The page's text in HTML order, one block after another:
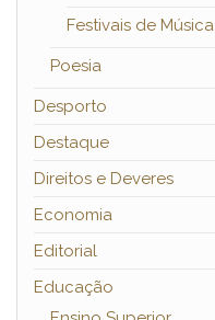
Festivais de Música
Poesia
Desporto
Destaque
Direitos e Deveres
Economia
Editorial
Educação